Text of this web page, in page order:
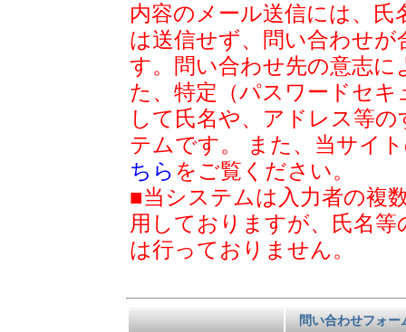
内容のメール送信には、
は送信せず、問い合わせ
す。問い合わせ先の意志
た、特定（パスワードセ
して氏名や、アドレス等
テムです。 また、当サイ
ちら をご覧ください。
■当システムは入力者の複
用しておりますが、氏名
は行っておりません。
問い合わせフォー